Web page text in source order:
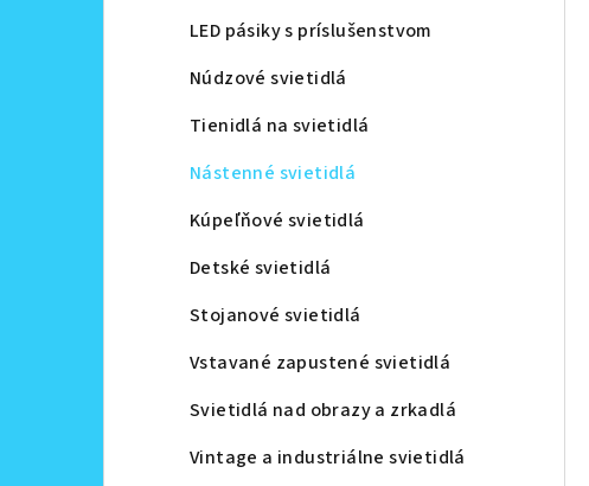
LED pásiky s príslušenstvom
Núdzové svietidlá
Tienidlá na svietidlá
Nástenné svietidlá
Kúpeľňové svietidlá
Detské svietidlá
Stojanové svietidlá
Vstavané zapustené svietidlá
Svietidlá nad obrazy a zrkadlá
Vintage a industriálne svietidlá